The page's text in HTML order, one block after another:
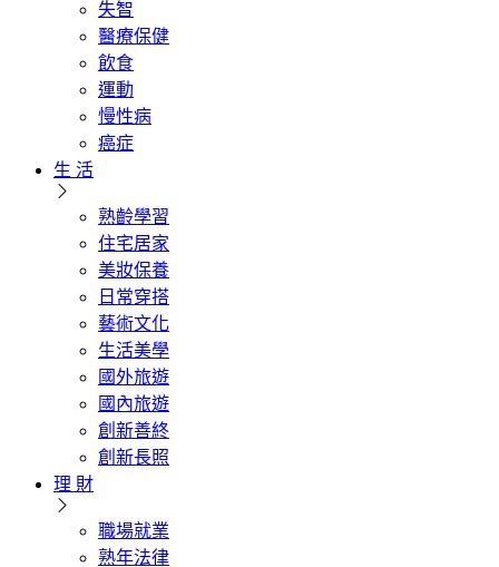
失智
醫療保健
飲食
運動
慢性病
癌症
生 活
熟齡學習
住宅居家
美妝保養
日常穿搭
藝術文化
生活美學
國外旅遊
國內旅遊
創新善終
創新長照
理 財
職場就業
熟年法律